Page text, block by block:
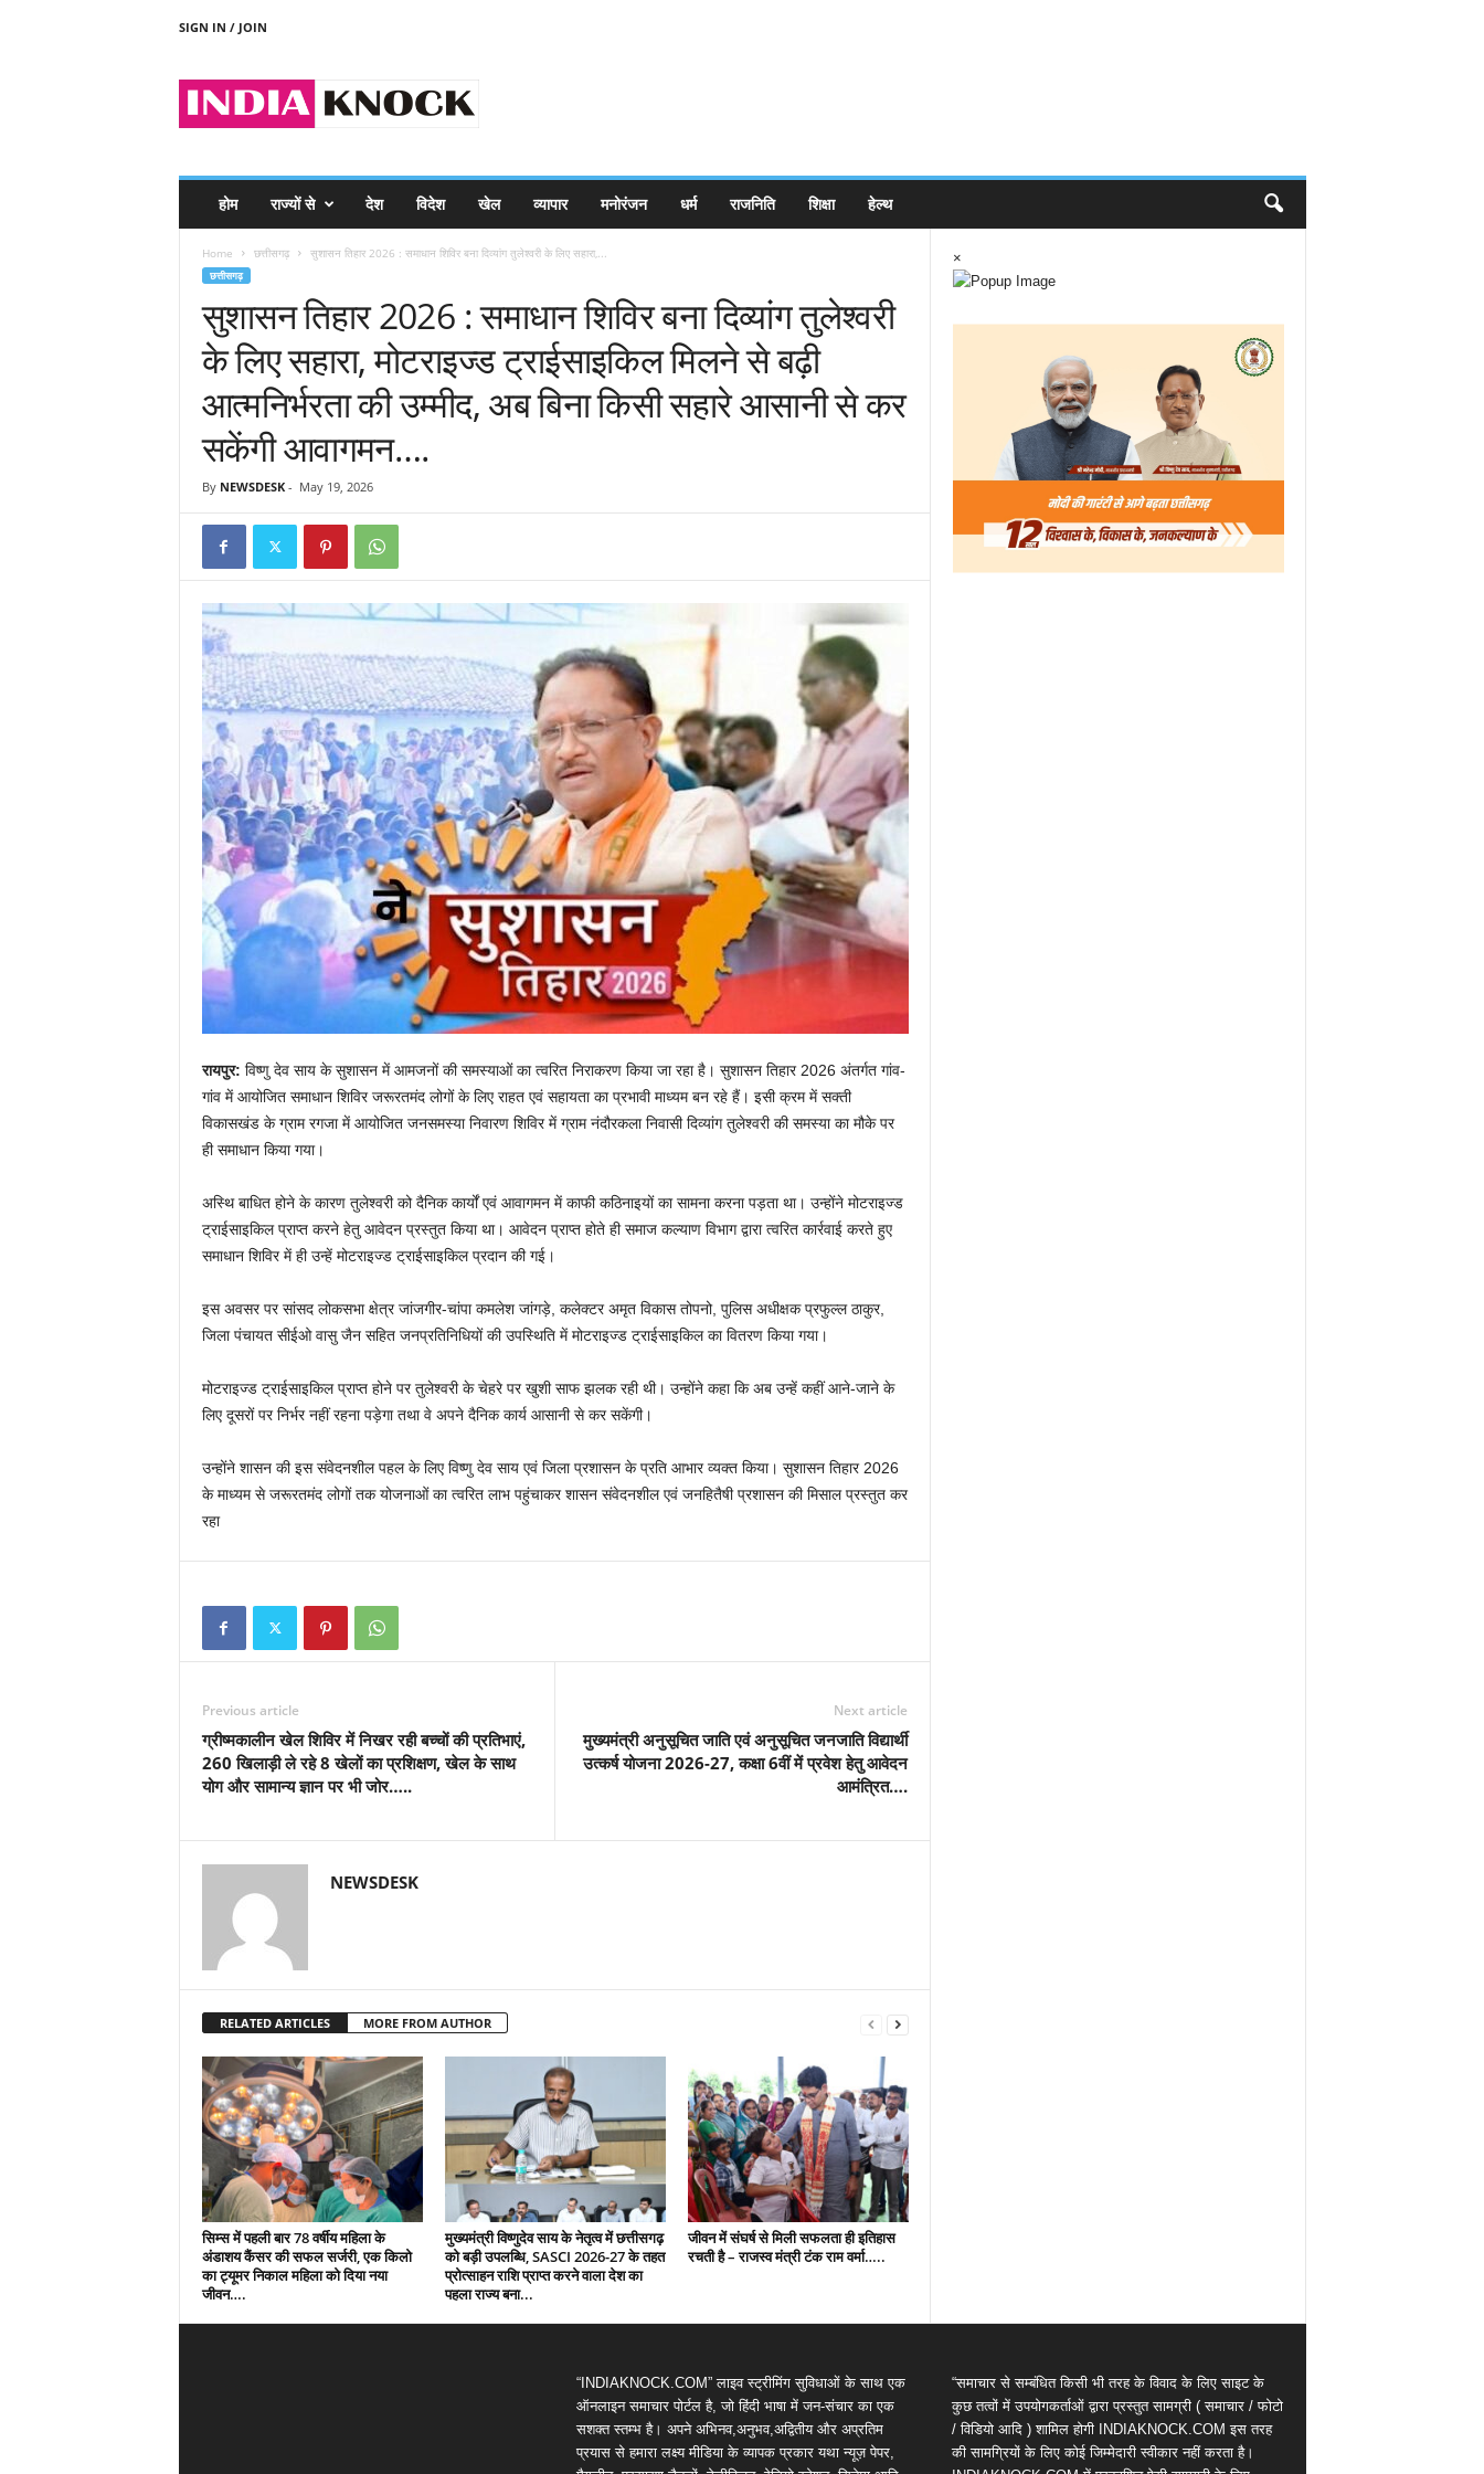
SIGN IN / JOIN
होम राज्यों से देश विदेश खेल व्यापार मनोरंजन धर्म राजनिति शिक्षा हेल्थ
Home छत्तीसगढ़ सुशासन तिहार 2026 : समाधान शिविर बना दिव्यांग तुलेश्वरी के लिए सहारा,...
छत्तीसगढ़
सुशासन तिहार 2026 : समाधान शिविर बना दिव्यांग तुलेश्वरी
के लिए सहारा, मोटराइज्ड ट्राईसाइकिल मिलने से बढ़ी
आत्मनिर्भरता की उम्मीद, अब बिना किसी सहारे आसानी से कर
सकेंगी आवागमन….
By NEWSDESK- May 19, 2026
रायपुर: विष्णु देव साय के सुशासन में आमजनों की समस्याओं का त्वरित निराकरण किया जा रहा है। सुशासन तिहार 2026 अंतर्गत गांव-
गांव में आयोजित समाधान शिविर जरूरतमंद लोगों के लिए राहत एवं सहायता का प्रभावी माध्यम बन रहे हैं। इसी क्रम में सक्ती
विकासखंड के ग्राम रगजा में आयोजित जनसमस्या निवारण शिविर में ग्राम नंदौरकला निवासी दिव्यांग तुलेश्वरी की समस्या का मौके पर
ही समाधान किया गया।
अस्थि बाधित होने के कारण तुलेश्वरी को दैनिक कार्यों एवं आवागमन में काफी कठिनाइयों का सामना करना पड़ता था। उन्होंने मोटराइज्ड
ट्राईसाइकिल प्राप्त करने हेतु आवेदन प्रस्तुत किया था। आवेदन प्राप्त होते ही समाज कल्याण विभाग द्वारा त्वरित कार्रवाई करते हुए
समाधान शिविर में ही उन्हें मोटराइज्ड ट्राईसाइकिल प्रदान की गई।
इस अवसर पर सांसद लोकसभा क्षेत्र जांजगीर-चांपा कमलेश जांगड़े, कलेक्टर अमृत विकास तोपनो, पुलिस अधीक्षक प्रफुल्ल ठाकुर,
जिला पंचायत सीईओ वासु जैन सहित जनप्रतिनिधियों की उपस्थिति में मोटराइज्ड ट्राईसाइकिल का वितरण किया गया।
मोटराइज्ड ट्राईसाइकिल प्राप्त होने पर तुलेश्वरी के चेहरे पर खुशी साफ झलक रही थी। उन्होंने कहा कि अब उन्हें कहीं आने-जाने के
लिए दूसरों पर निर्भर नहीं रहना पड़ेगा तथा वे अपने दैनिक कार्य आसानी से कर सकेंगी।
उन्होंने शासन की इस संवेदनशील पहल के लिए विष्णु देव साय एवं जिला प्रशासन के प्रति आभार व्यक्त किया। सुशासन तिहार 2026
के माध्यम से जरूरतमंद लोगों तक योजनाओं का त्वरित लाभ पहुंचाकर शासन संवेदनशील एवं जनहितैषी प्रशासन की मिसाल प्रस्तुत कर
रहा
Previous article
ग्रीष्मकालीन खेल शिविर में निखर रही बच्चों की प्रतिभाएं,
260 खिलाड़ी ले रहे 8 खेलों का प्रशिक्षण, खेल के साथ
योग और सामान्य ज्ञान पर भी जोर…..
Next article
मुख्यमंत्री अनुसूचित जाति एवं अनुसूचित जनजाति विद्यार्थी
उत्कर्ष योजना 2026-27, कक्षा 6वीं में प्रवेश हेतु आवेदन
आमंत्रित….
NEWSDESK
RELATED ARTICLES MORE FROM AUTHOR
सिम्स में पहली बार 78 वर्षीय महिला के
अंडाशय कैंसर की सफल सर्जरी, एक किलो
का ट्यूमर निकाल महिला को दिया नया
जीवन….
मुख्यमंत्री विष्णुदेव साय के नेतृत्व में छत्तीसगढ़
को बड़ी उपलब्धि, SASCI 2026-27 के तहत
प्रोत्साहन राशि प्राप्त करने वाला देश का
पहला राज्य बना...
जीवन में संघर्ष से मिली सफलता ही इतिहास
रचती है – राजस्व मंत्री टंक राम वर्मा…..
×
“INDIAKNOCK.COM” लाइव स्ट्रीमिंग सुविधाओं के साथ एक
ऑनलाइन समाचार पोर्टल है, जो हिंदी भाषा में जन-संचार का एक
सशक्त स्तम्भ है। अपने अभिनव,अनुभव,अद्वितीय और अप्रतिम
प्रयास से हमारा लक्ष्य मीडिया के व्यापक प्रकार यथा न्यूज़ पेपर,
“समाचार से सम्बंधित किसी भी तरह के विवाद के लिए साइट के
कुछ तत्वों में उपयोगकर्ताओं द्वारा प्रस्तुत सामग्री ( समाचार / फोटो
/ विडियो आदि ) शामिल होगी INDIAKNOCK.COM इस तरह
की सामग्रियों के लिए कोई जिम्मेदारी स्वीकार नहीं करता है।